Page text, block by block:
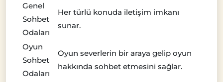
Genel
Sohbet
Odaları
Her türlü konuda iletişim imkanı
sunar.
Oyun
Sohbet
Odaları
Oyun severlerin bir araya gelip oyun
hakkında sohbet etmesini sağlar.